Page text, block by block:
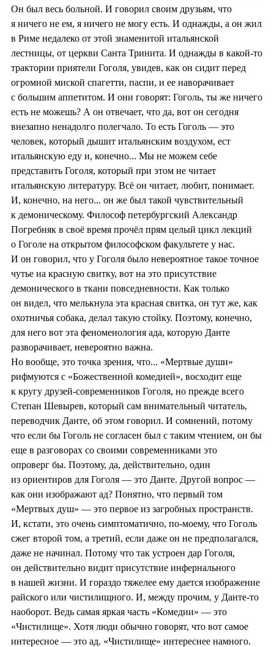
Он был весь больной. И говорил своим друзьям, что
я ничего не ем, я ничего не могу есть. И однажды, а он жил
в Риме недалеко от этой знаменитой итальянской
лестницы, от церкви Санта Тринита. И однажды в какой-то
трактории приятели Гоголя, увидев, как он сидит перед
огромной миской спагетти, паспи, и ее наворачивает
с большим аппетитом. И они говорят: Гоголь, ты же ничего
есть не можешь? А он отвечает, что да, вот он сегодня
внезапно ненадолго полегчало. То есть Гоголь — это
человек, который дышит итальянским воздухом, ест
итальянскую еду и, конечно... Мы не можем себе
представить Гоголя, который при этом не читает
итальянскую литературу. Всё он читает, любит, понимает.
И, конечно, на него... он же был такой чувствительный
к демоническому. Философ петербургский Александр
Погребняк в своё время прочёл прям целый цикл лекций
о Гоголе на открытом философском факультете у нас.
И он говорил, что у Гоголя было невероятное такое точное
чутье на красную свитку, вот на это присутствие
демонического в ткани повседневности. Как только
он видел, что мелькнула эта красная свитка, он тут же, как
охотничья собака, делал такую стойку. Поэтому, конечно,
для него вот эта феноменология ада, которую Данте
разворачивает, невероятно важна.
Но вообще, это точка зрения, что... «Мертвые души»
рифмуются с «Божественной комедией», восходит еще
к кругу друзей-современников Гоголя, но прежде всего
Степан Шевырев, который сам внимательный читатель,
переводчик Данте, об этом говорил. И сомнений, потому
что если бы Гоголь не согласен был с таким чтением, он бы
еще в разговорах со своими современниками это
опроверг бы. Поэтому, да, действительно, один
из ориентиров для Гоголя — это Данте. Другой вопрос —
как они изображают ад? Понятно, что первый том
«Мертвых душ» — это первое из загробных пространств.
И, кстати, это очень симптоматично, по-моему, что Гоголь
сжег второй том, а третий, если даже он не предполагался,
даже не начинал. Потому что так устроен дар Гоголя,
он действительно видит присутствие инфернального
в нашей жизни. И гораздо тяжелее ему дается изображение
райского или чистилищного. И, между прочим, у Данте-то
наоборот. Ведь самая яркая часть «Комедии» — это
«Чистилище». Хотя люди обычно говорят, что вот самое
интересное — это ад. «Чистилище» интереснее намного.